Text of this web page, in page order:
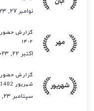
نوامبر 27, 2023
گزارش
۱۴۰۲
اکتبر 22, 2023
گزارش
شهریور 1402
سپتامبر 23, 2023